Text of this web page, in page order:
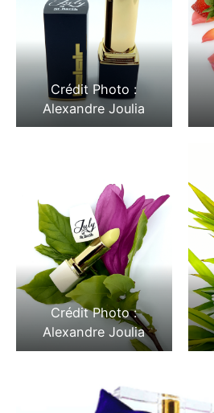
Crédit Photo :
Alexandre Joulia
Crédit Photo :
Alexandre Joulia